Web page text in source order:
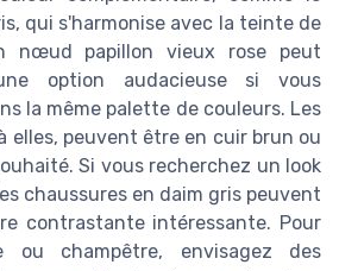
qui s'harmonise avec la teinte de
nœud papillon vieux rose peut
option audacieuse si vous
la même palette de couleurs. Les
elles, peuvent être en cuir brun ou
Si vous recherchez un look
chaussures en daim gris peuvent
contrastante intéressante. Pour
ou champêtre, envisagez des